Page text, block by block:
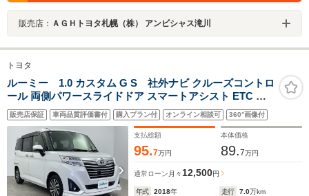
販売店： ＡＧＨトヨタ札幌（株） アンビシャス滝川
トヨタ
ルーミー 1.0 カスタム G S 社外ナビ クルーズコントロ
ール 両側パワースライドドア スマートアシスト ETC バ
ックカメラ ドライブレコーダー LEDヘッドライト 純正14
インチAW エンジンスタートボタン スマートキー アイド
リングストップ
販売店保証 車両品質評価書付 購入プラン付 オンライン相談可 360°画像付
支払総額
95.7万円
本体価格
89.7万円
通常ローン 月々 12,500円
年式 2018年 走行 7.0万km